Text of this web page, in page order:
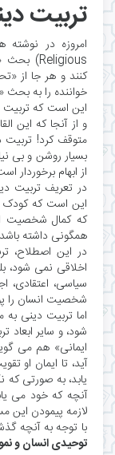
تربیت
کنند و هر جا از
خواننده را به
این است که تربیت
و از آنجا که این
متوقف کرد!
بسیار روشن و بی
از ابهام
در تعریف تربیت
این است که کودک
که کمال شخصیت
همگونی داشته
در این اصطلاح،
اخلاقی نمی شود،
سیاسی، اعتقادی،
شخصیت انسان
اما تربیت دینی
شود، و سایر
ایمانی» هم می
آید، تا ایمان او
یابد، به صورتی
آنچه که خود می
لازمه پیمودن این
با توجه به آنچه
توحیدی انسان و